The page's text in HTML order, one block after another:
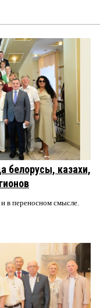
белорусы, казахи,
в переносном смысле.